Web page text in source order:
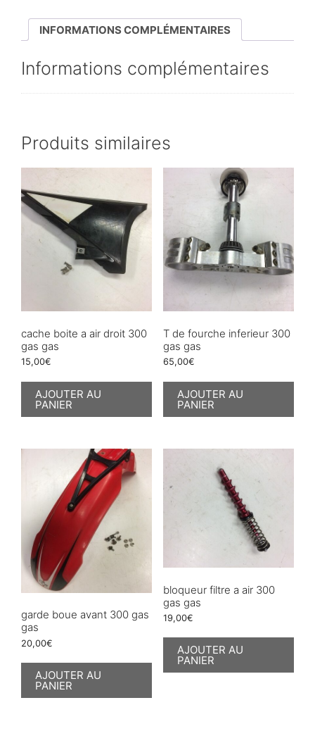
INFORMATIONS COMPLÉMENTAIRES
Informations complémentaires
Produits similaires
cache boite a air droit 300
gas gas
15,00€
AJOUTER AU
PANIER
T de fourche inferieur 300
gas gas
65,00€
AJOUTER AU
PANIER
garde boue avant 300 gas
gas
20,00€
AJOUTER AU
PANIER
bloqueur filtre a air 300
gas gas
19,00€
AJOUTER AU
PANIER